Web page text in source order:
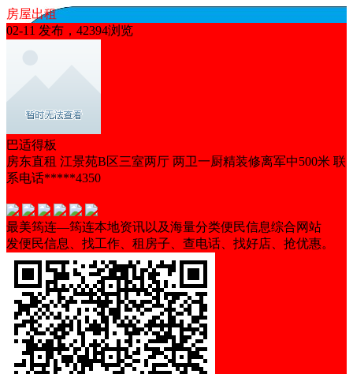
房屋出租
02-11 发布，42394浏览
巴适得板
房东直租 江景苑B区三室两厅 两卫一厨精装修离军中500米 联
系电话*****4350
最美筠连—筠连本地资讯以及海量分类便民信息综合网站
发便民信息、找工作、租房子、查电话、找好店、抢优惠。